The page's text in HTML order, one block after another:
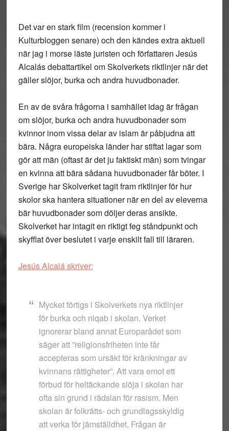
Det var en stark film (recension kommer i
Kulturbloggen senare) och den kändes extra aktuell
när jag i morse läste juristen och författaren Jesús
Alcalás debattartikel om Skolverkets riktlinjer när det
gäller slöjor, burka och andra huvudbonader.
En av de svåra frågorna i samhället idag är frågan
om slöjor, burka och andra huvudbonader som
kvinnor inom vissa delar av islam är påbjudna att
bära. Några europeiska länder har stiftat lagar som
gör att män (oftast är det ju faktiskt män) som tvingar
en kvinna att bära sådana huvudbonader får böter. I
Sverige har Skolverket tagit fram riktlinjer för hur
skolor ska hantera situationer när en del av eleverna
bär huvudbonader som döljer deras ansikte.
Skolverket har intagit en riktigt feg ståndpunkt och
skyfflat över beslutet i varje enskilt fall till läraren.
Jesús Alcalá skriver:
Mycket förtigs i Skolverkets nya riktlinjer
för burka och niqab i skolan. Verket
ignorerar bland annat Europarådet som
säger att ”religionsfriheten inte får
accepteras som ursäkt för kränkningar av
kvinnans rättigheter”. Att vara emot ett
förbud för heltäckande slöja i skolan har
ofta sin grund i rädslan för rasism. Men
skolan är folkrätts- och grundlagsskyldig
att verka för jämställdhet. Frågan är